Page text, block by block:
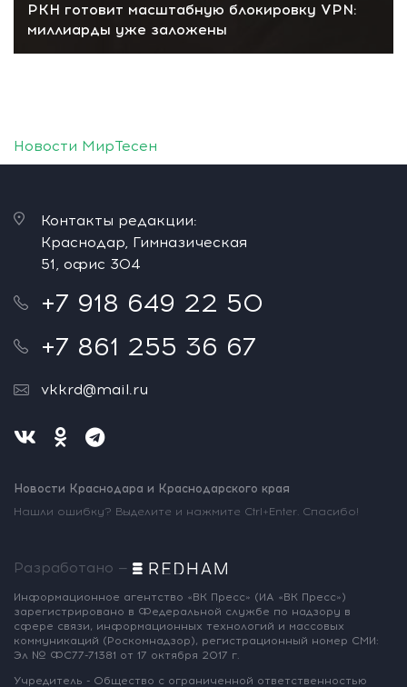
РКН готовит масштабную блокировку VPN:
миллиарды уже заложены
Новости МирТесен
Контакты редакции:
Краснодар, Гимназическая
51, офис 304
+7 918 649 22 50
+7 861 255 36 67
vkkrd@mail.ru
Новости Краснодара и Краснодарского края
Нашли ошибку? Выделите и нажмите Ctrl+Enter. Спасибо!
Разработано —
Информационное агентство «ВК Пресс» (ИА «ВК Пресс»)
зарегистрировано в Федеральной службе по надзору в
сфере связи, информационных технологий и массовых
коммуникаций (Роскомнадзор), регистрационный номер СМИ:
Эл № ФС77-71381 от 17 октября 2017 г.
Учредитель - Общество с ограниченной ответственностью